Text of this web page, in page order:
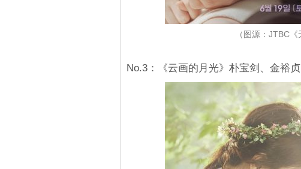
（图源：JTBC
No.3：《云画的月光》朴宝剑、金裕贞